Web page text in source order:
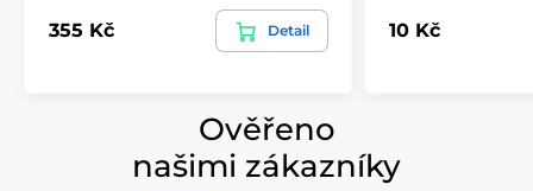
355 Kč Detail 10 Kč
Ověřeno
našimi zákazníky